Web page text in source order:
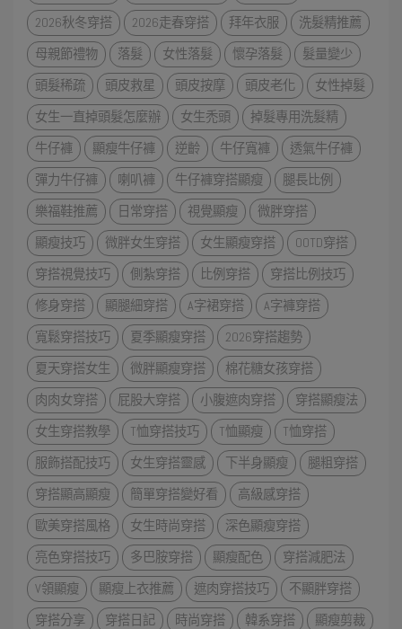
2026秋冬穿搭
2026走春穿搭 拜年衣服
洗髮精推薦
母親節禮物
落髮 女性落髮 懷孕落髮
髮量變少
頭髮稀疏
頭皮救星 頭皮按摩 頭皮老化
女性掉髮
女生一直掉頭髮怎麼辦
女生禿頭
掉髮專用洗髮精
牛仔褲
顯瘦牛仔褲 逆齡 牛仔寬褲
透氣牛仔褲
彈力牛仔褲
喇叭褲 牛仔褲穿搭顯瘦
腿長比例
樂福鞋推薦
日常穿搭 視覺顯瘦
微胖穿搭
顯瘦技巧
微胖女生穿搭 女生顯瘦穿搭
OOTD穿搭
穿搭視覺技巧
側紮穿搭 比例穿搭
穿搭比例技巧
修身穿搭
顯腿細穿搭 A字裙穿搭
A字褲穿搭
寬鬆穿搭技巧
夏季顯瘦穿搭
2026穿搭趨勢
夏天穿搭女生
微胖顯瘦穿搭
棉花糖女孩穿搭
肉肉女穿搭
屁股大穿搭 小腹遮肉穿搭
穿搭顯瘦法
女生穿搭教學
T恤穿搭技巧 T恤顯瘦
T恤穿搭
服飾搭配技巧
女生穿搭靈感 下半身顯瘦
腿粗穿搭
穿搭顯高顯瘦
簡單穿搭變好看
高級感穿搭
歐美穿搭風格
女生時尚穿搭
深色顯瘦穿搭
亮色穿搭技巧
多巴胺穿搭 顯瘦配色
穿搭減肥法
V領顯瘦
顯瘦上衣推薦 遮肉穿搭技巧
不顯胖穿搭
穿搭分享
穿搭日記 時尚穿搭 韓系穿搭 顯瘦剪裁